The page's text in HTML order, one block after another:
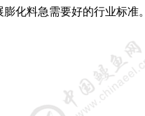
化料急需要好的行业标准。